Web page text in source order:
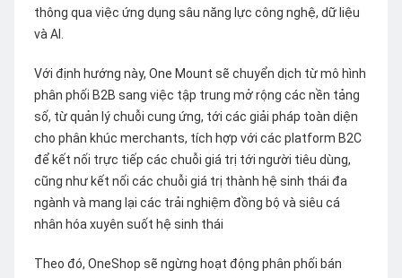
thông qua việc ứng dụng sâu năng lực công nghệ, dữ liệu
và AI.
Với định hướng này, One Mount sẽ chuyển dịch từ mô hình
phân phối B2B sang việc tập trung mở rộng các nền tảng
số, từ quản lý chuỗi cung ứng, tới các giải pháp toàn diện
cho phân khúc merchants, tích hợp với các platform B2C
để kết nối trực tiếp các chuỗi giá trị tới người tiêu dùng,
cũng như kết nối các chuỗi giá trị thành hệ sinh thái đa
ngành và mang lại các trải nghiệm đồng bộ và siêu cá
nhân hóa xuyên suốt hệ sinh thái
Theo đó, OneShop sẽ ngừng hoạt động phân phối bán